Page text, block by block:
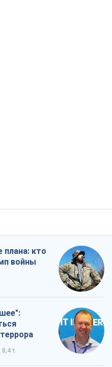
плана: кто
войны
8,4 т.